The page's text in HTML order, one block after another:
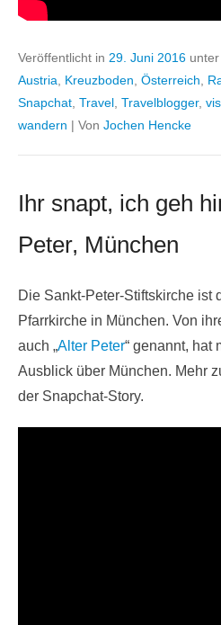
Veröffentlicht in 29. Juni 2016 unter
Austria
Kreuzboden Österreich
Snapchat Travel Travelblogger,
wandern | Von Jochen Hencke
Ihr snapt, ich geh
Peter, München
Die Sankt-Peter-Stiftskirche ist
Pfarrkirche in München. Von
auch „Alter Peter“ genannt, hat
Ausblick über München. Mehr
der Snapchat-Story.